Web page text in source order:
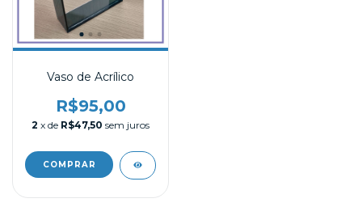
Vaso de Acrílico
R$95,00
2 x de R$47,50 sem juros